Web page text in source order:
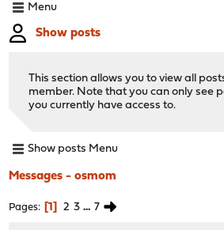
Menu
Show posts
This section allows you to view all
member. Note that you can only see
you currently have access to.
Show posts Menu
Messages - osmom
Pages 1 2 3 ... 7